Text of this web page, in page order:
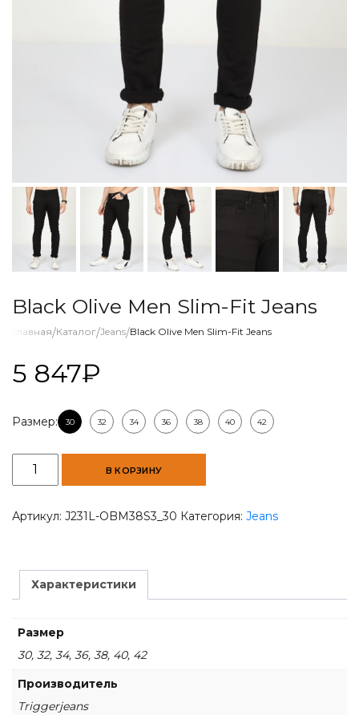
Black Olive Men Slim-Fit Jeans
Главная/Каталог/Jeans/Black Olive Men Slim-Fit Jeans
5 847₽
Размер: 30 32 34 36 38 40 42
Количество
товара
Olive
Jeans
В КОРЗИНУ
Артикул: J231L-OBM38S3_30 Категория: Jeans
Характеристики
Размер
30, 32, 34, 36, 38, 40, 42
Производитель
Triggerjeans